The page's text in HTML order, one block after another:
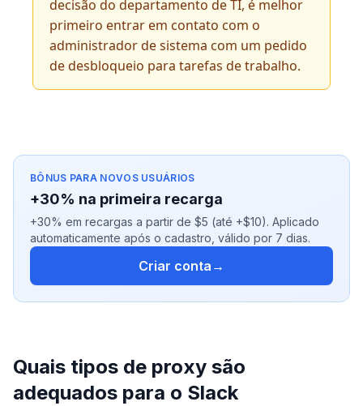
decisão do departamento de TI, é melhor
primeiro entrar em contato com o
administrador de sistema com um pedido
de desbloqueio para tarefas de trabalho.
BÔNUS PARA NOVOS USUÁRIOS
+30% na primeira recarga
+30% em recargas a partir de $5 (até +$10). Aplicado
automaticamente após o cadastro, válido por 7 dias.
Criar conta →
Quais tipos de proxy são
adequados para o Slack